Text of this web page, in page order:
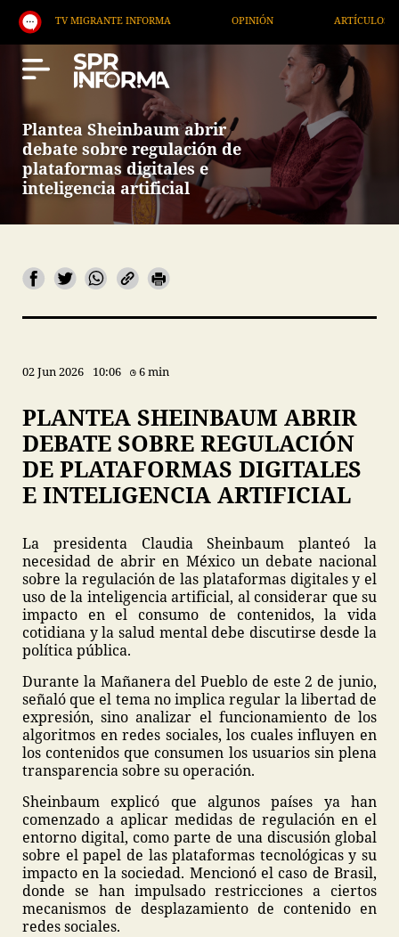
MIGRANTE INFORMA
Plantea Sheinbaum abrir
debate sobre regulación de
plataformas digitales e
inteligencia artificial
02 Jun 2026 10:06 6 min
PLANTEA SHEINBAUM ABRIR
DEBATE SOBRE REGULACIÓN
DE PLATAFORMAS DIGITALES
E INTELIGENCIA ARTIFICIAL
La presidenta Claudia Sheinbaum planteó la
necesidad de abrir en México un debate nacional
sobre la regulación de las plataformas digitales y el
uso de la inteligencia artificial, al considerar que su
impacto en el consumo de contenidos, la vida
cotidiana y la salud mental debe discutirse desde la
política pública.
Durante la Mañanera del Pueblo de este 2 de junio,
señaló que el tema no implica regular la libertad de
expresión, sino analizar el funcionamiento de los
algoritmos en redes sociales, los cuales influyen en
los contenidos que consumen los usuarios sin plena
transparencia sobre su operación.
Sheinbaum explicó que algunos países ya han
comenzado a aplicar medidas de regulación en el
entorno digital, como parte de una discusión global
sobre el papel de las plataformas tecnológicas y su
impacto en la sociedad. Mencionó el caso de Brasil,
donde se han impulsado restricciones a ciertos
mecanismos de desplazamiento de contenido en
redes sociales.